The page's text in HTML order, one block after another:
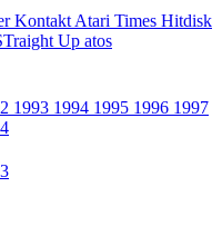
Kontakt Atari Times Hitdisk
Up atos
1993 1994 1995 1996 1997